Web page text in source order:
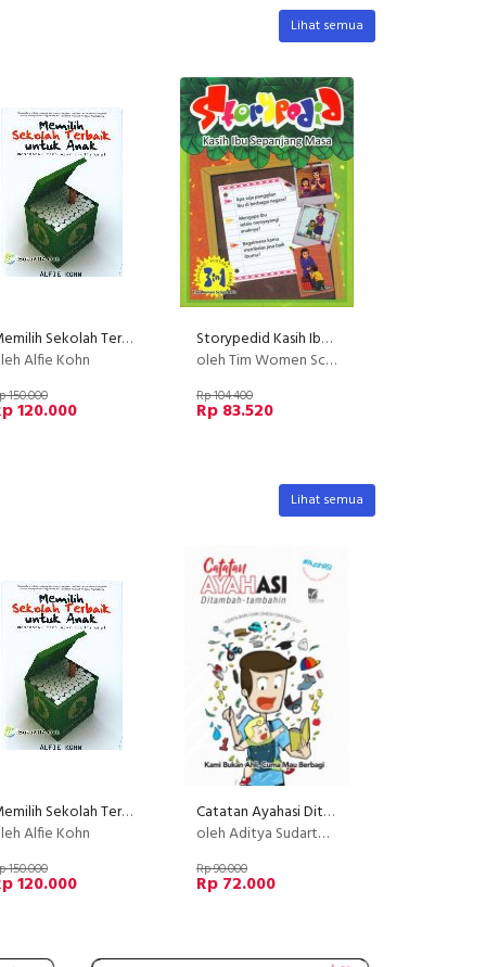
Lihat semua
Memilih Sekolah Terbaik Untuk Anak : Mendobrak cara ajar Tradisional
Alfie Kohn
150.000
120.000
Storypedid Kasih Ibu Sepanjang Masa
oleh Tim Women Script
Rp 104.400
Rp 83.520
Lihat semua
Memilih Sekolah Terbaik Untuk Anak : Mendobrak cara ajar Tradisional
Alfie Kohn
150.000
120.000
Catatan Ayahasi Ditambah-tambahin (reguler)
oleh Aditya Sudarto, A. Rahmat Hidayat, Dipa Andika Nurprasetyo, Ernest Prakasa, Pandu Gunawan
Rp 90.000
Rp 72.000